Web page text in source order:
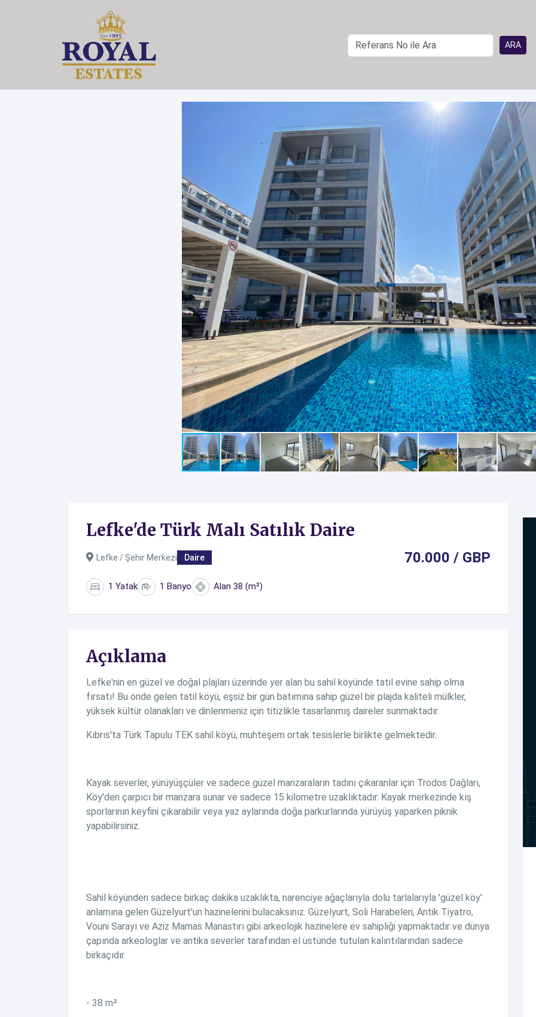
Lefke'de Türk Malı Satılık Daire
Lefke / Şehir Merkezi Daire 70.000 / GBP
1 Yatak 1 Banyo Alan 38 (m²)
Açıklama
Lefke'nin en güzel ve doğal plajları üzerinde yer alan bu sahil köyünde tatil evine sahip olma
fırsatı! Bu önde gelen tatil köyü, eşsiz bir gün batımına sahip güzel bir plajda kaliteli mülkler,
yüksek kültür olanakları ve dinlenmeniz için titizlikle tasarlanmış daireler sunmaktadır.
Kıbrıs'ta Türk Tapulu TEK sahil köyü, muhteşem ortak tesislerle birlikte gelmektedir.
Kayak severler, yürüyüşçüler ve sadece güzel manzaraların tadını çıkaranlar için Trodos Dağları,
Köy'den çarpıcı bir manzara sunar ve sadece 15 kilometre uzaklıktadır. Kayak merkezinde kış
sporlarının keyfini çıkarabilir veya yaz aylarında doğa parkurlarında yürüyüş yaparken piknik
yapabilirsiniz.
Sahil köyünden sadece birkaç dakika uzaklıkta, narenciye ağaçlarıyla dolu tarlalarıyla 'güzel köy'
anlamına gelen Güzelyurt'un hazinelerini bulacaksınız. Güzelyurt, Soli Harabeleri, Antik Tiyatro,
Vouni Sarayı ve Aziz Mamas Manastırı gibi arkeolojik hazinelere ev sahipliği yapmaktadır ve dünya
çapında arkeologlar ve antika severler tarafından el üstünde tutulan kalıntılarından sadece
birkaçıdır.
- 38 m²